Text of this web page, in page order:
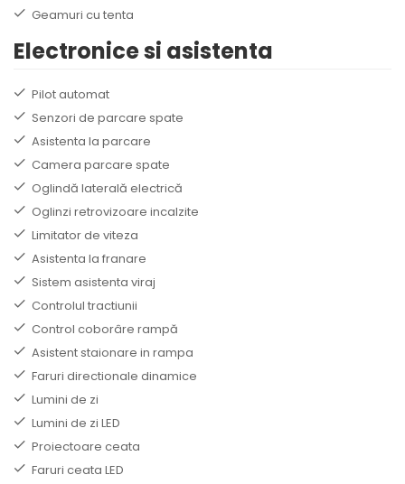
Geamuri cu tenta
Electronice si asistenta
Pilot automat
Senzori de parcare spate
Asistenta la parcare
Camera parcare spate
Oglindă laterală electrică
Oglinzi retrovizoare incalzite
Limitator de viteza
Asistenta la franare
Sistem asistenta viraj
Controlul tractiunii
Control coborâre rampă
Asistent staionare in rampa
Faruri directionale dinamice
Lumini de zi
Lumini de zi LED
Proiectoare ceata
Faruri ceata LED